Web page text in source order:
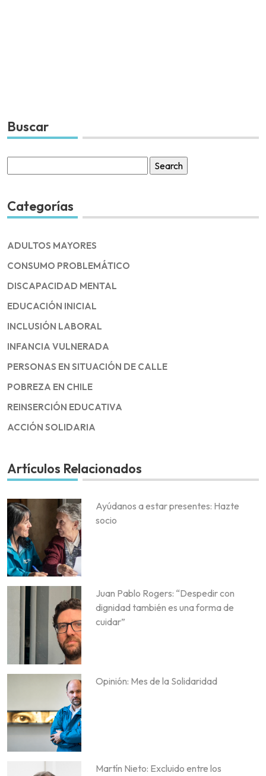
Buscar
for:
Categorías
ADULTOS MAYORES
CONSUMO PROBLEMÁTICO
DISCAPACIDAD MENTAL
EDUCACIÓN INICIAL
INCLUSIÓN LABORAL
INFANCIA VULNERADA
PERSONAS EN SITUACIÓN DE CALLE
POBREZA EN CHILE
REINSERCIÓN EDUCATIVA
ACCIÓN SOLIDARIA
Artículos Relacionados
Ayúdanos a estar presentes: Hazte
socio
Juan Pablo Rogers: “Despedir con
dignidad también es una forma de
cuidar”
Opinión: Mes de la Solidaridad
Martín Nieto: Excluido entre los